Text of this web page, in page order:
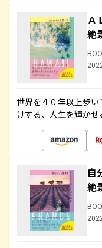
Ａ
絶
世界を４０年以上歩
けする、人生を輝か
自
絶